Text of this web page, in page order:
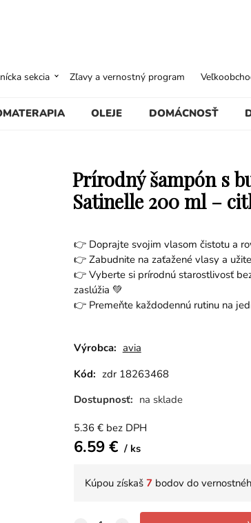
OLEJE DOMÁCNOSŤ
sekcia Zľavy a vernostný program
Prírodný šampón s
Satinelle 200 ml –
👉 Doprajte svojim vlasom čistotu a
👉 Zabudnite na zaťažené vlasy a
👉 Vyberte si prírodnú starostlivosť
zaslúžia 💚
👉 Premeňte každodennú rutinu na
Výrobca: avia
Kód: zdr 18263468
Dostupnosť: na sklade
5.36€ bez DPH
6.59€ ks
Kúpou získaš 7bodov do